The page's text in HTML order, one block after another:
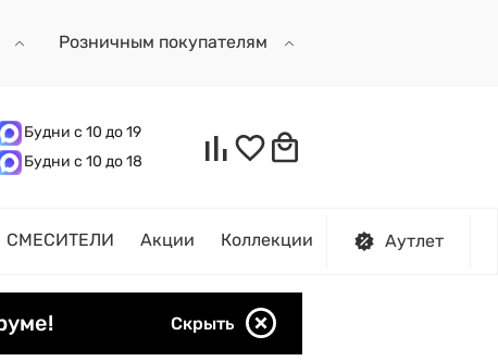
Розничным покупателям
Будни с 10 до 19
Будни с 10 до 18
СМЕСИТЕЛИ Акции Коллекции Аутлет
Скрыть